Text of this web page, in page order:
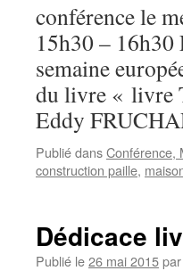
conférence le
15h30 –
semaine
du livre « livre
Eddy
Publié dansConférence,
construction paille,
Dédicace
Publié le26 mai 2015par